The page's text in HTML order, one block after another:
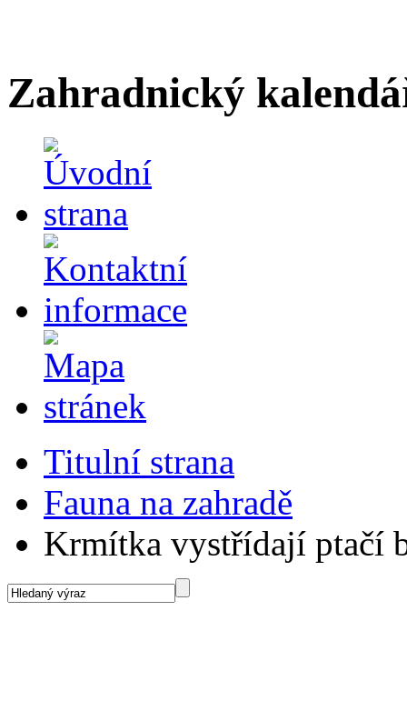
Zahradnický
Titulní strana
Fauna na zahradě
Krmítka vystřídají ptačí